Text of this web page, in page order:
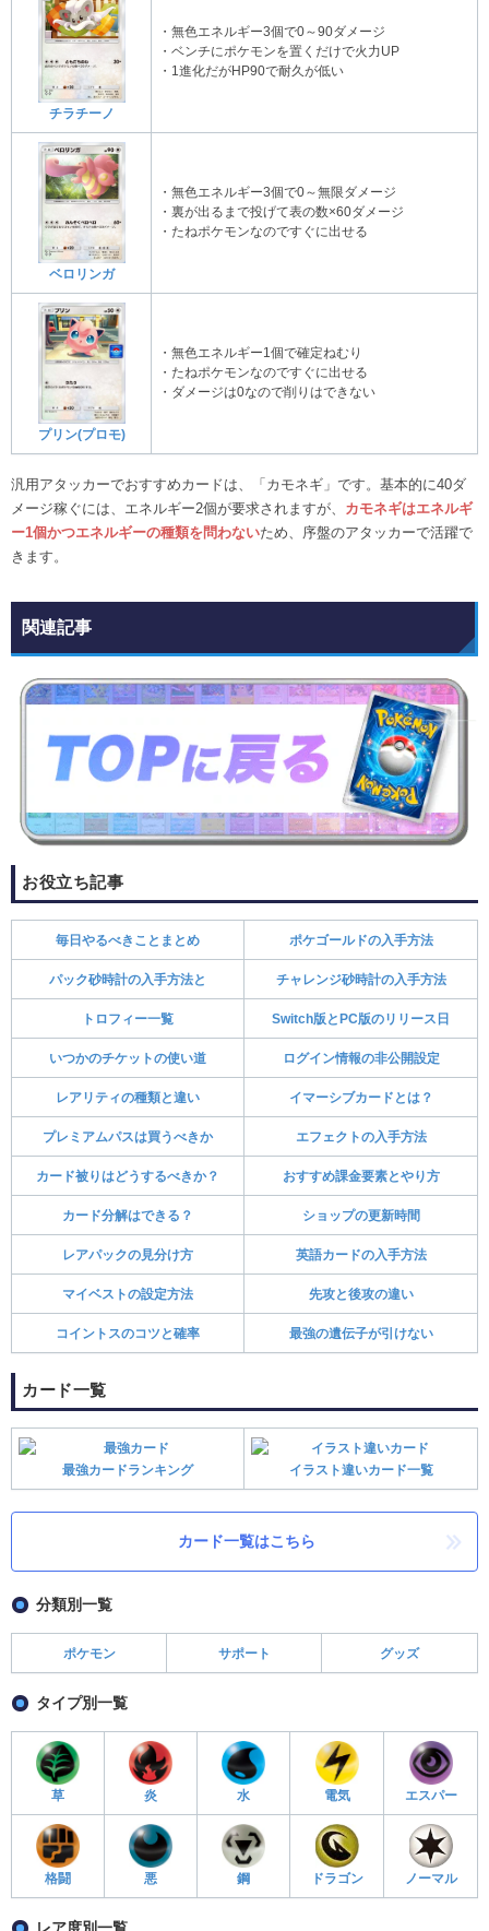
チラチーノ
・無色エネルギー3個で0～90ダメージ
・ベンチにポケモンを置くだけで火力UP
・1進化だがHP90で耐久が低い
ベロリンガ
・無色エネルギー3個で0～無限ダメージ
・裏が出るまで投げて表の数×60ダメージ
・たねポケモンなのですぐに出せる
プリン(プロモ)
・無色エネルギー1個で確定ねむり
・たねポケモンなのですぐに出せる
・ダメージは0なので削りはできない
汎用アタッカーでおすすめカードは、「カモネギ」です。基本的に40ダ
メージ稼ぐには、エネルギー2個が要求されますが、 カモネギはエネルギ
ー1個かつエネルギーの種類を問わないため、序盤のアタッカーで活躍で
きます。
関連記事
お役立ち記事
毎日やるべきことまとめ ポケゴールドの入手方法
パック砂時計の入手方法と チャレンジ砂時計の入手方法
トロフィー一覧 Switch版とPC版のリリース日
いつかのチケットの使い道 ログイン情報の非公開設定
レアリティの種類と違い イマーシブカードとは？
プレミアムパスは買うべきか エフェクトの入手方法
カード被りはどうするべきか？ おすすめ課金要素とやり方
カード分解はできる？ ショップの更新時間
レアパックの見分け方 英語カードの入手方法
マイベストの設定方法 先攻と後攻の違い
コイントスのコツと確率 最強の遺伝子が引けない
カード一覧
最強カードランキング イラスト違いカード一覧
カード一覧はこちら
分類別一覧
ポケモン サポート グッズ
タイプ別一覧
草 炎 水 電気 エスパー
格闘 悪 鋼 ドラゴン ノーマル